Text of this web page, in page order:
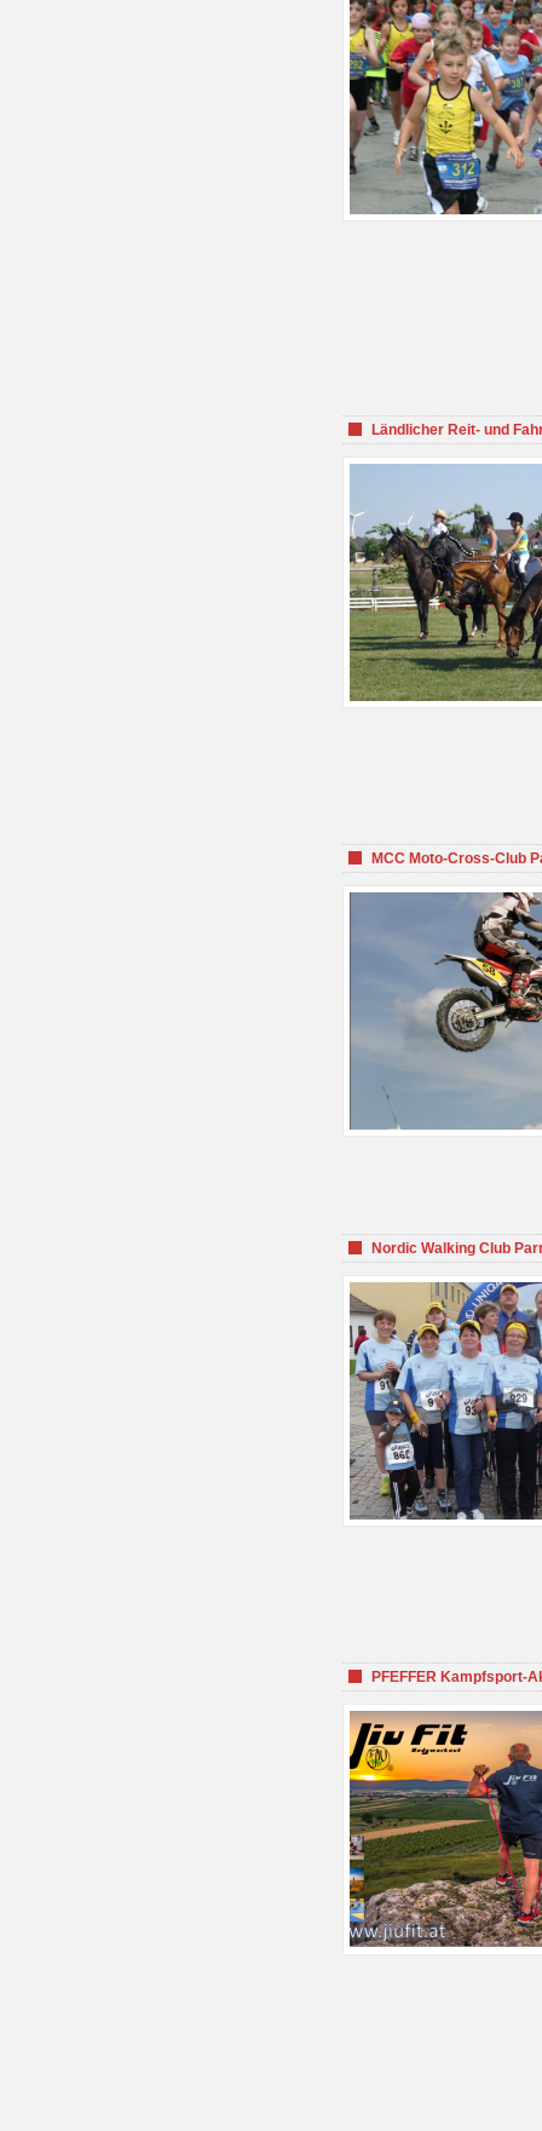
Ländlicher Reit- und
MCC Moto-Cross-Club
Nordic Walking Club
PFEFFER Kampfsport-